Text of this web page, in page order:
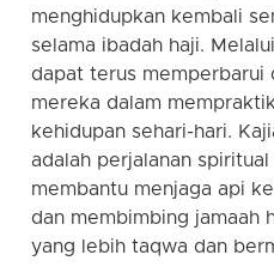
menghidupkan kembali
selama ibadah haji.
dapat terus memperbarui
mereka dalam
kehidupan sehari-hari.
adalah perjalanan
membantu menjaga api
dan membimbing jamaah
yang lebih taqwa dan